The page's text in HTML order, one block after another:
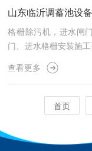
混合水溢流污染，叠
山东临沂调蓄池设
格栅除污机，进水闸
门、进水格栅安装施
市政设施，进水格栅
备。进水格栅负责前
定性、止水密封性及
设备标准化安装施工
机，进水闸门，调蓄
杂物，...
查看更多
首页